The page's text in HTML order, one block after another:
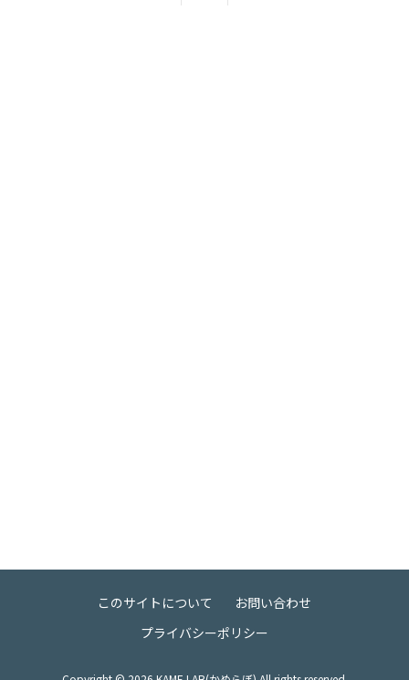
このサイトについて
お問い合わせ
プライバシーポリシー